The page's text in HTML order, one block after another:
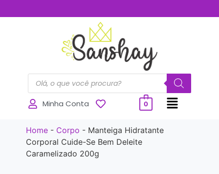
Minha Conta 0
Home- Corpo - Manteiga Hidratante
Corporal Cuide-Se Bem Deleite
Caramelizado 200g